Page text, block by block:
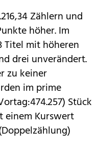
Zählern und
höher. Im
Titel mit höheren
drei unverändert.
zu keiner
im prime
Stück
einem Kurswert